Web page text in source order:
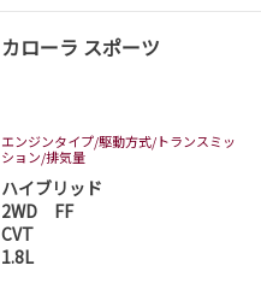
カローラ スポーツ
エンジンタイプ/駆動方式/トランスミッ
ション/排気量
ハイブリッド
2WD FF
CVT
1.8L